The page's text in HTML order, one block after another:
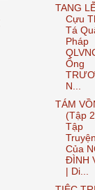
TANG
Cựu
Tá
Pháp
Ông
N...
TÁM
(Tập
Tập
Truyện
Của
ĐÌNH
| Di...